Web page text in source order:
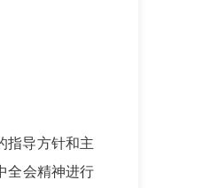
指导方针和主
全会精神进行